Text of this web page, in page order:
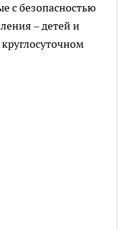
с безопасностью
– детей и